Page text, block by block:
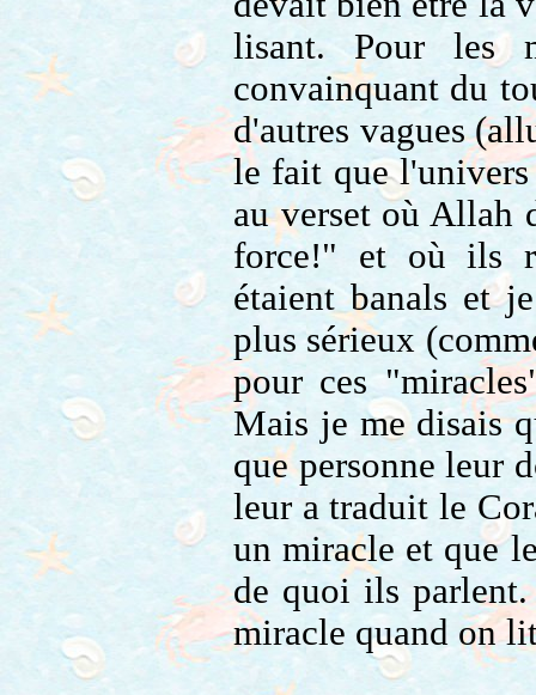
lisant. Pour les
convainquant du
d'autres vagues
le fait que
au verset où Allah
force!" et où ils
étaient banals et
plus sérieux
pour ces
Mais je me disais
que personne leur
leur a traduit le
un miracle et que
de quoi ils
miracle quand on